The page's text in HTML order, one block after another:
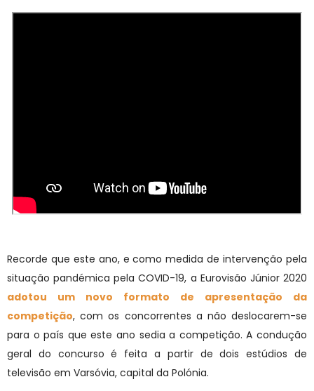
Recorde que este ano, e como medida de intervenção pela
situação pandémica pela COVID-19, a Eurovisão Júnior 2020
adotou um novo formato de apresentação da
competição, com os concorrentes a não deslocarem-se
para o país que este ano sedia a competição. A condução
geral do concurso é feita a partir de dois estúdios de
televisão em Varsóvia, capital da Polónia.